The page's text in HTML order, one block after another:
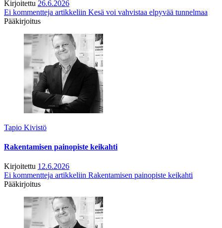
Kirjoitettu 26.6.2026
Ei kommentteja artikkeliin Kesä voi vahvistaa elpyvää tunnelmaa
Pääkirjoitus
Tapio Kivistö
Rakentamisen painopiste keikahti
Kirjoitettu 12.6.2026
Ei kommentteja artikkeliin Rakentamisen painopiste keikahti
Pääkirjoitus